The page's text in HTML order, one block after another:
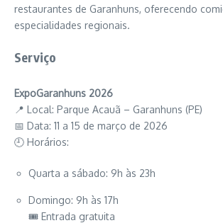
restaurantes de Garanhuns, oferecendo
especialidades regionais.
Serviço
ExpoGaranhuns 2026
📍 Local: Parque Acauã – Garanhuns (PE)
📅 Data: 11 a 15 de março de 2026
🕘 Horários:
Quarta a sábado: 9h às 23h
Domingo: 9h às 17h
🎟 Entrada gratuita